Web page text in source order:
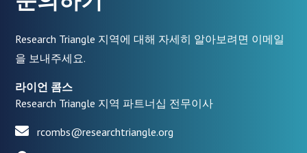
Research Triangle 지역에 대해 자세히 알아보려면 이메일
을 보내주세요.
라이언 콤스
Research Triangle 지역 파트너십 전무이사
rcombs@researchtriangle.org